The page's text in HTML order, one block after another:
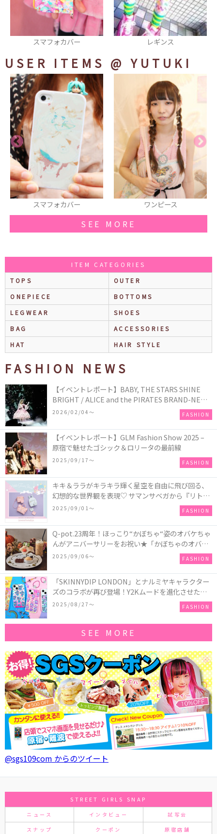
レギンス リボン
USER ITEMS @ YUTUKI
ワンピース 草履
SEE MORE
ITEM CATEGORIES
TOPS
OUTER
ONEPIECE
BOTTOMS
LEGWEAR
SHOES
BAG
ACCESSORIES
HAT
HAIR STYLE
FASHION NEWS
【イベントレポート】BABY, THE STARS SHINE
BRIGHT / ALICE and the PIRATES BRAND-NEW
COLLECTION in TOKYO
2026/02/04〜 FASHION
【イベントレポート】GLM Fashion Show 2025 –
原宿で魅せたゴシック＆ロリータの最前線
2025/09/17〜 FASHION
キキ＆ララがキラキラ輝く星空を自由に飛び回る、
幻想的な世界観を表現♡ サマンサベガから『リトル
ツインスターズ』50周年アニバーサリーイヤー』を
2025/09/01〜 FASHION
Q-pot.23周年！ほっこり“かぼちゃ“姿のオバケちゃ
んがアニバーサリーをお祝い★「かぼちゃのオバケ
ーキアクセサリー」が新発売！Q-pot CAFE.では
「かぼちゃのオバケーキプレート」も登場
2025/09/06〜 FASHION
「SKINNYDIP LONDON」とナルミヤキャラクター
ズのコラボが再び登場！Y2Kムードを進化させた新
作コレクションを発売♪
2025/08/27〜 FASHION
SEE MORE
@sgs109com からのツイート
STREET GIRLS SNAP
ニュース インタビュー 試写会
スナップ クーポン 原宿店舗